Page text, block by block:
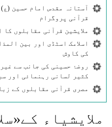
آستانہ مقدس امام حسین
قرآنی پروگرام
ملایشین قرآنی مقابلوں کا
اسلامک اسٹڈی اور بین
کی کاوش
روضۂ حسینی کی جانب سے
کثیر لسانی رہنمائی اور
مصری قرآنی مقابلوں کے
ملایشیاء